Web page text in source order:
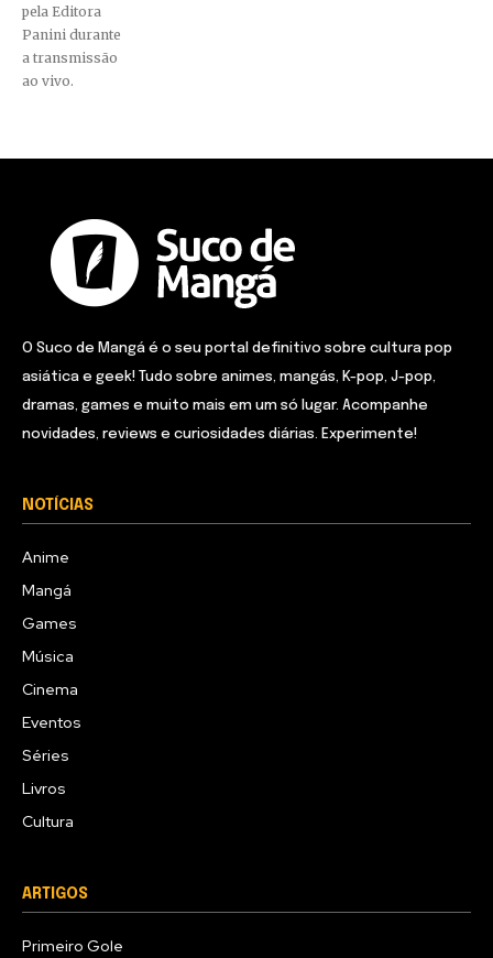
pela Editora
Panini durante
a transmissão
ao vivo.
O Suco de Mangá é o seu portal definitivo sobre cultura pop
asiática e geek! Tudo sobre animes, mangás, K-pop, J-pop,
dramas, games e muito mais em um só lugar. Acompanhe
novidades, reviews e curiosidades diárias. Experimente!
NOTÍCIAS
Anime
Mangá
Games
Música
Cinema
Eventos
Séries
Livros
Cultura
ARTIGOS
Primeiro Gole